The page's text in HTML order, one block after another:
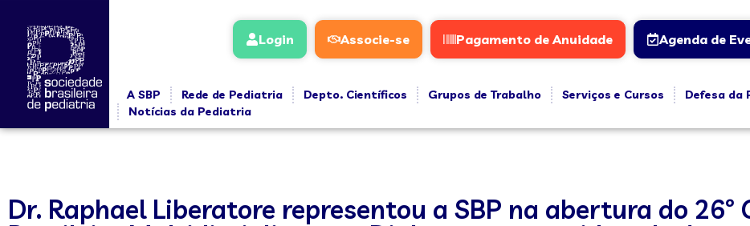
Login Associe-se Pagamento de Anuidade Agenda de
A SBP Rede de Pediatria Depto. Científicos Grupos de Trabalho Serviços e Cursos
Defesa da
Notícias da Pediatria
Dr. Raphael Liberatore representou a SBP na abertura do 26º